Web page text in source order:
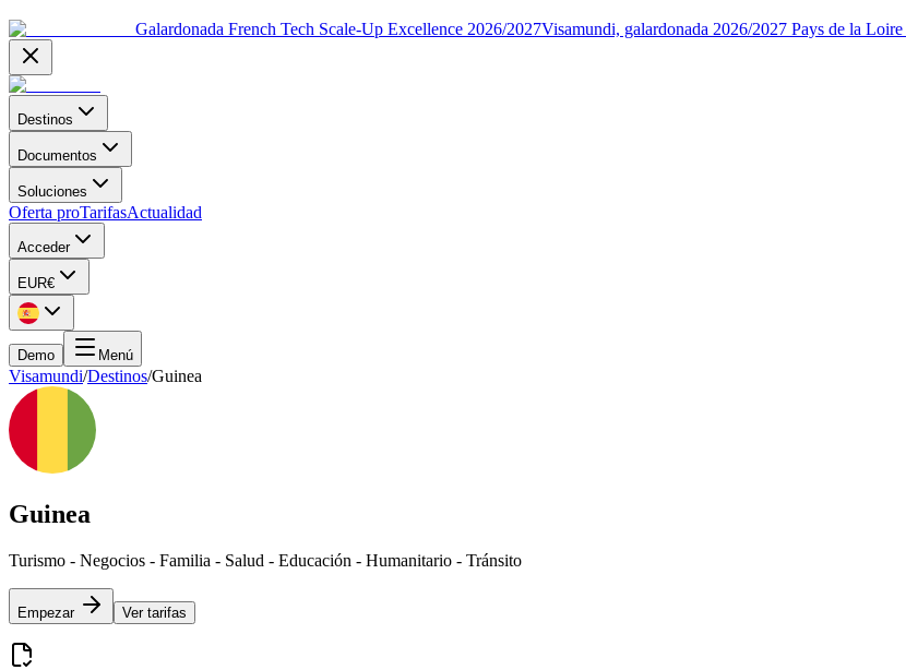
Galardonada French Tech Scale-Up Excellence 2026/2027Visamundi, galardonada 2026/2027 Pays de la
Destinos
Documentos
Soluciones
Oferta proTarifasActualidad
Acceder
EUR€
Demo Menú
Visamundi/Destinos/Guinea
Guinea
Turismo - Negocios - Familia - Salud - Educación - Humanitario - Tránsito
Empezar Ver tarifas